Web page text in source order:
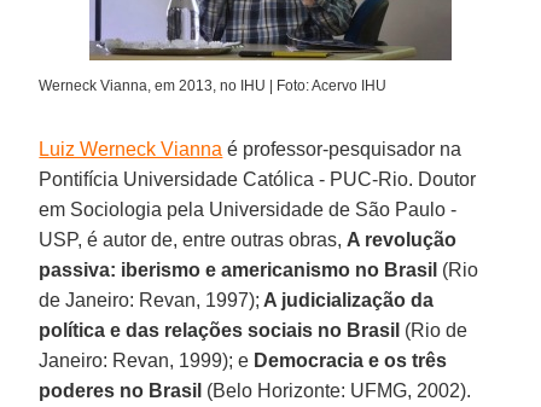
Werneck Vianna, em 2013, no IHU | Foto: Acervo IHU
Luiz Werneck Vianna é professor-pesquisador na
Pontifícia Universidade Católica - PUC-Rio. Doutor
em Sociologia pela Universidade de São Paulo -
USP, é autor de, entre outras obras, A revolução
passiva: iberismo e americanismo no Brasil (Rio
de Janeiro: Revan, 1997); A judicialização da
política e das relações sociais no Brasil (Rio de
Janeiro: Revan, 1999); e Democracia e os três
poderes no Brasil (Belo Horizonte: UFMG, 2002).